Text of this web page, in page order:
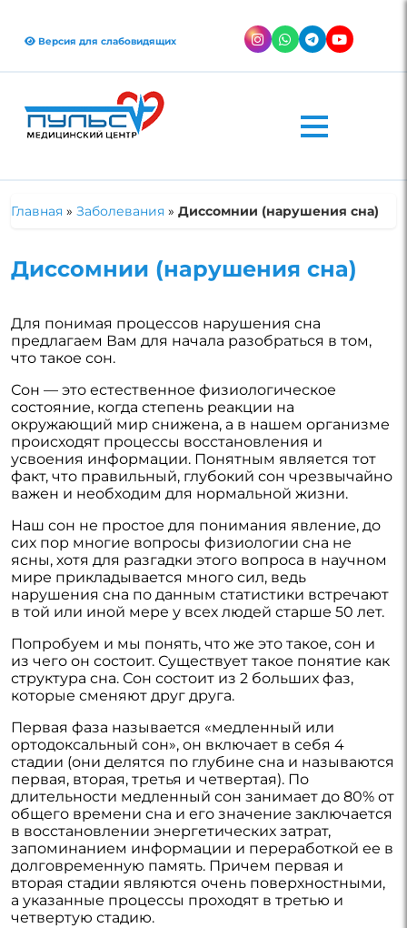
Версия для слабовидящих
Главная » Заболевания » Диссомнии (нарушения сна)
Диссомнии (нарушения сна)
Для понимая процессов нарушения сна
предлагаем Вам для начала разобраться в том,
что такое сон.
Сон — это естественное физиологическое
состояние, когда степень реакции на
окружающий мир снижена, а в нашем организме
происходят процессы восстановления и
усвоения информации. Понятным является тот
факт, что правильный, глубокий сон чрезвычайно
важен и необходим для нормальной жизни.
Наш сон не простое для понимания явление, до
сих пор многие вопросы физиологии сна не
ясны, хотя для разгадки этого вопроса в научном
мире прикладывается много сил, ведь
нарушения сна по данным статистики встречают
в той или иной мере у всех людей старше 50 лет.
Попробуем и мы понять, что же это такое, сон и
из чего он состоит. Существует такое понятие как
структура сна. Сон состоит из 2 больших фаз,
которые сменяют друг друга.
Первая фаза называется «медленный или
ортодоксальный сон», он включает в себя 4
стадии (они делятся по глубине сна и называются
первая, вторая, третья и четвертая). По
длительности медленный сон занимает до 80% от
общего времени сна и его значение заключается
в восстановлении энергетических затрат,
запоминанием информации и переработкой ее в
долговременную память. Причем первая и
вторая стадии являются очень поверхностными,
а указанные процессы проходят в третью и
четвертую стадию.